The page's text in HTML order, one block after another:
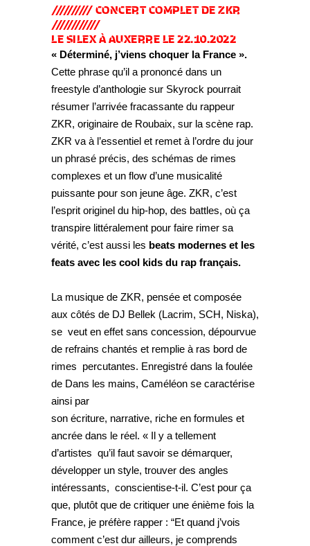
////////// CONCERT COMPLET DE ZKR
////////////
LE SILEX À AUXERRE LE 22.10.2022
« Déterminé, j’viens choquer la France ».
Cette phrase qu’il a prononcé dans un
freestyle d’anthologie sur Skyrock pourrait
résumer l’arrivée fracassante du rappeur
ZKR, originaire de Roubaix, sur la scène rap.
ZKR va à l’essentiel et remet à l’ordre du jour
un phrasé précis, des schémas de rimes
complexes et un flow d’une musicalité
puissante pour son jeune âge. ZKR, c’est
l’esprit originel du hip-hop, des battles, où ça
transpire littéralement pour faire rimer sa
vérité, c’est aussi les beats modernes et les
feats avec les cool kids du rap français.
La musique de ZKR, pensée et composée
aux côtés de DJ Bellek (Lacrim, SCH, Niska),
se veut en effet sans concession, dépourvue
de refrains chantés et remplie à ras bord de
rimes percutantes. Enregistré dans la foulée
de Dans les mains, Caméléon se caractérise
ainsi par
son écriture, narrative, riche en formules et
ancrée dans le réel. « Il y a tellement
d’artistes qu’il faut savoir se démarquer,
développer un style, trouver des angles
intéressants, conscientise-t-il. C’est pour ça
que, plutôt que de critiquer une énième fois la
France, je préfère rapper : “Et quand j’vois
comment c’est dur ailleurs, je comprends